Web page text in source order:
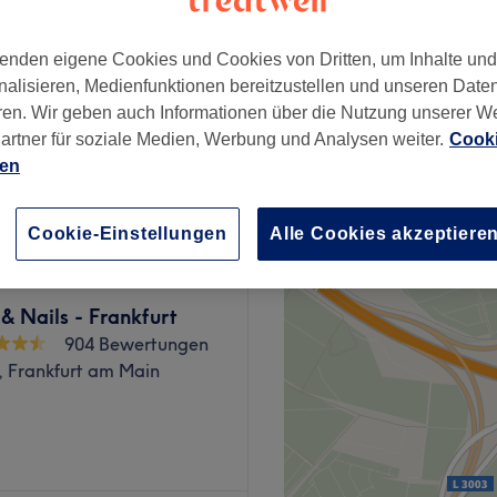
alles um gepflegte
Nails - Frankfurt
904 Bewertungen
am Main
eigene Cookies und Cookies von Dritten, um Inhalte
Medienfunktionen bereitzustellen und unseren
Wir geben auch Informationen über die Nutzung unserer
für soziale Medien, Werbung und Analysen weiter.
Cookie-Einstellungen Alle Cookies